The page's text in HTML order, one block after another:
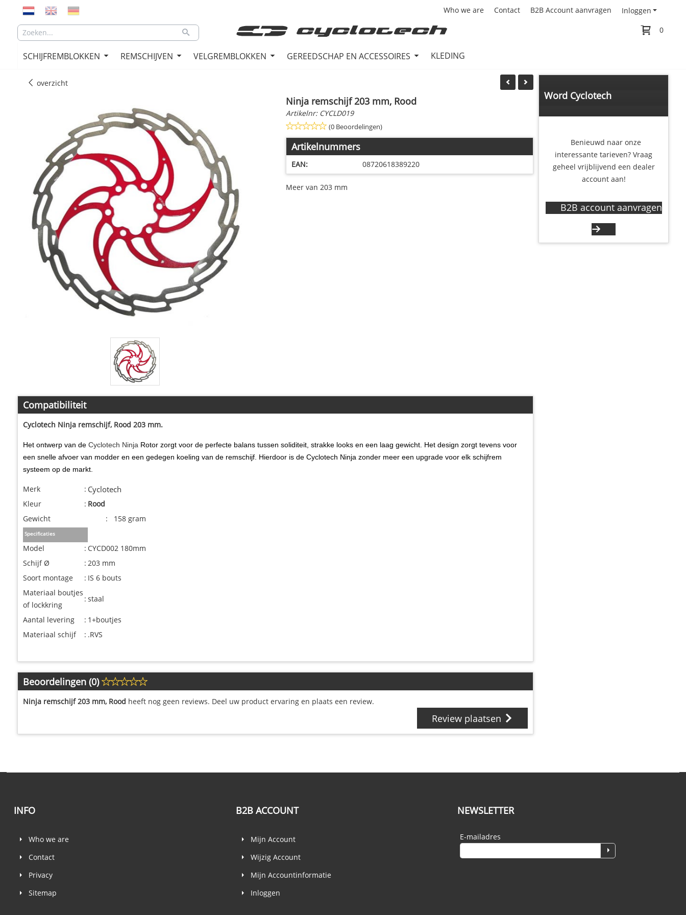
Inloggen
Who we are Contact B2B Account aanvragen
0
SCHIJFREMBLOKKEN REMSCHIJVEN VELGREMBLOKKEN GEREEDSCHAP EN ACCESSOIRES KLEDING
overzicht
Ninja remschijf 203 mm, Rood
Artikelnr: CYCLD019
(0 Beoordelingen)
Artikelnummers
EAN: 08720618389220
Meer van 203 mm
Compatibiliteit
Cyclotech Ninja remschijf, Rood 203 mm.
Het ontwerp van de Cyclotech Ninja Rotor zorgt voor de perfecte balans tussen soliditeit, strakke looks en een laag gewicht. Het design zorgt tevens voor
een snelle afvoer van modder en een gedegen koeling van de remschijf. Hierdoor is de Cyclotech Ninja zonder meer een upgrade voor elk schijfrem
systeem op de markt.
Merk : Cyclotech
Kleur : Rood
Gewicht : 158 gram
Specificaties
Model : CYCD002 180mm
Schijf Ø
: 203 mm
Soort montage
: IS 6 bouts
Materiaal boutjes
of lockkring
: staal
Aantal levering : 1+boutjes
Materiaal schijf
: .RVS
Beoordelingen (0)
Ninja remschijf 203 mm, Rood heeft nog geen reviews. Deel uw product ervaring en plaats een review.
Review plaatsen
Word Cyclotech
Components dealer
Benieuwd naar onze
interessante tarieven? Vraag
geheel vrijblijvend een dealer
account aan!
B2B account aanvragen
INFO
Who we are
Contact
Privacy
Sitemap
B2B ACCOUNT
Mijn Account
Wijzig Account
Mijn Accountinformatie
Inloggen
NEWSLETTER
E-mailadres